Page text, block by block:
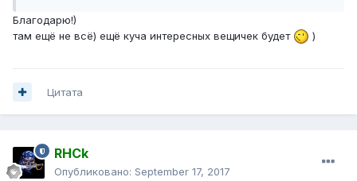
Благодарю!)
там ещё не всё) ещё куча интересных вещичек будет
)
Цитата
RHCk
Опубликовано: September 17, 2017